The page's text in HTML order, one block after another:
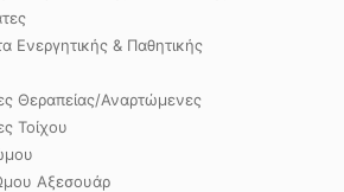
Ενεργητικής & Παθητικής
Θεραπείας/Αναρτώμενες
Τοίχου
Αξεσουάρ